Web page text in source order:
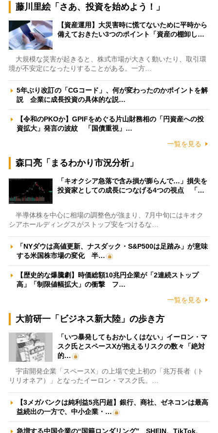
藤川里絵「さあ、投資を始めよう！」
【資産運用】大災害時に慌てないために平時から
備えておきたい3つのポイント「資産の棚卸し…
大規模な災害が起きると、株式市場が大きく動いたり、取引環
境が不安定になったりすることがある。一方…
5年ぶり改訂の「CGコード」、何が変わったのかポイントを解
説 企業に成長投資の具体的な説…
【令和のPKOか】GPIFをめぐる片山財務相の「円資産への投
資拡大」発言の波紋 「国債重視」…
一覧を見る
森口亮「まるわかり市況分析」
「キオクシア急落で含み損が膨らんで…」損失を
投資家としての成長につなげる4つの視点 「…
半導体株を中心に相場の調整色が強まり、7月中旬にはキオク
シアホールディングスがストップ安をつけるな…
「NYダウは高値更新、ナスダック・S&P500は足踏み」が意味
する米国株市場の変化 半…
【歴史的な爆騰劇】時価総額10兆円企業が「2連続ストップ
高」「制限値幅拡大」の衝撃 フ…
一覧を見る
大前研一「ビジネス新大陸」の歩き方
「いつ暴発してもおかしくはない」イーロン・マ
スク氏とスペースXが抱えるリスクの数々「絶対
的…
宇宙開発企業「スペースX」の上場で史上初の「兆万長者（ト
リリオネア）」となったイーロン・マスク氏。…
【3メガバンクは純利益5兆円超】銀行、商社、ゼネコンは最高
益続出の一方で、中小企業・…
急増する中国企業の“国籍ロンダリング” SHEIN、TikTok、